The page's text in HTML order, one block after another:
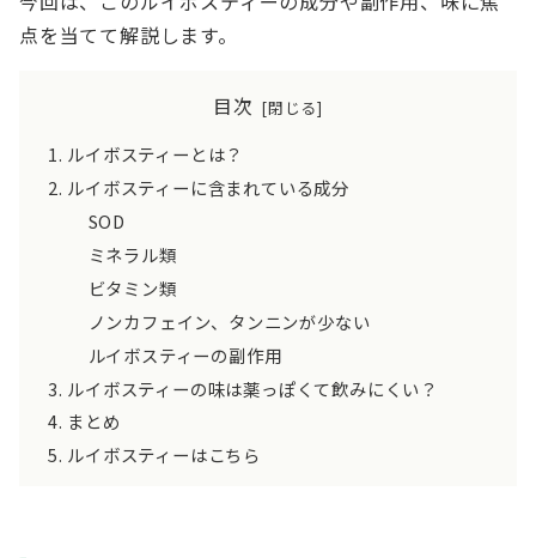
点を当てて解説します。
目次
ルイボスティーとは？
ルイボスティーに含まれている成分
SOD
ミネラル類
ビタミン類
ノンカフェイン、タンニンが少ない
ルイボスティーの副作用
ルイボスティーの味は薬っぽくて飲みにくい？
まとめ
ルイボスティーはこちら